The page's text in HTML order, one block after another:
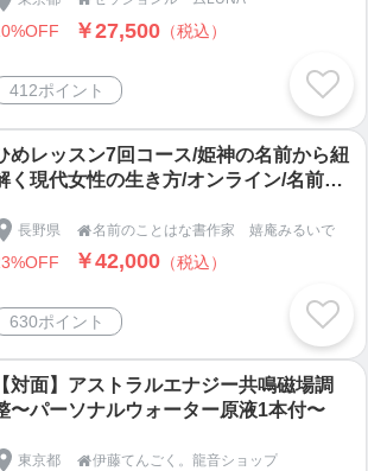
￥27,500 （税込）
412ポイント
めレッスン7回コース/姫神の名前から紐
く現代女性の生き方/オンライン/名前の
長野県 名前のことはな書作家 嬉庵みるいで
￥42,000 （税込）
630ポイント
【対面】アストラルエナジー共鳴磁場調
〜パーソナルウォーター原液1本付〜
東京都 伊藤てんごく。龍音ショップ